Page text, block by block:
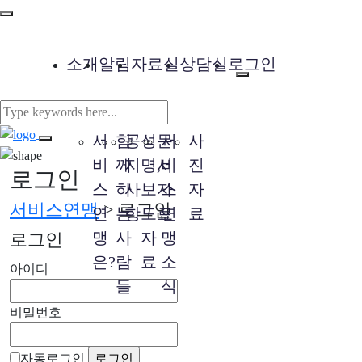
소개
서
비
스
연
맹
은?
함
께
하
는
사
람
들
알림
공
지
사
항
성
명,
보
도
자
료
서
비
스
연
맹
소
식
자료실
문
서
자
료
사
진
자
료
상담실 로그인
로그인
서비스연맹>로그인
로그인
아이디
비밀번호
자동로그인